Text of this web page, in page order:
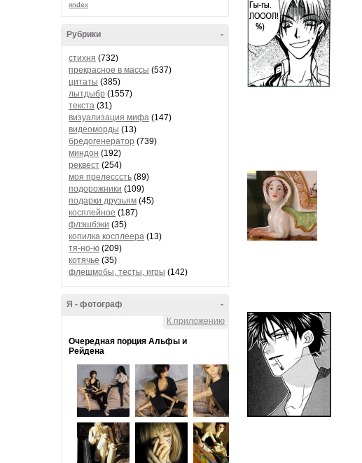
яndex
-
Рубрики
стихня (732)
прекрасное в массы (537)
цитаты (385)
лытдыбр (1557)
текста (31)
визуализация мифа (147)
видеоморды (13)
бредогенератор (739)
миндон (192)
реквест (254)
моя прелесссть (89)
подорожники (109)
подарки друзьям (45)
косплейное (187)
флэшбэки (35)
копилка косплеера (13)
тя-но-ю (209)
котячье (35)
флешмобы, тесты, игры (142)
-
Я - фотограф
К приложению
Очередная порция Альфы и
Рейдена